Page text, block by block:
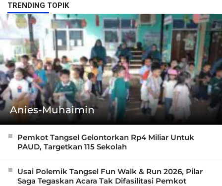
TRENDING TOPIK
Anies-Muhaimin
Pemkot Tangsel Gelontorkan Rp4 Miliar Untuk
PAUD, Targetkan 115 Sekolah
Usai Polemik Tangsel Fun Walk & Run 2026, Pilar
Saga Tegaskan Acara Tak Difasilitasi Pemkot